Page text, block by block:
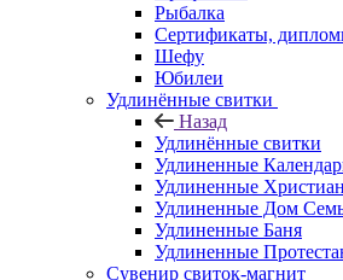
Рыбалка
Сертификаты,
Шефу
Юбилеи
Удлинённые свитки
Назад
Удлинённые свитки
Удлиненные
Удлиненные
Удлиненные Дом
Удлиненные Баня
Удлиненные
Сувенир свиток-магнит